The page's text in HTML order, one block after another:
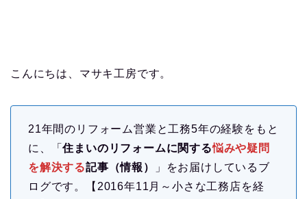
こんにちは、マサキ工房です。
21年間のリフォーム営業と工務5年の経験をもと
に、「住まいのリフォームに関する悩みや疑問
を解決する記事（情報）
」をお届けしているブ
ログです。【2016年11月～小さな工務店を経